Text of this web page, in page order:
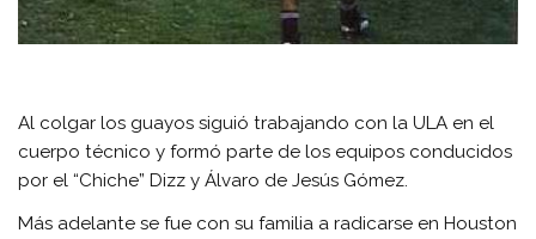
Al colgar los guayos siguió trabajando con la ULA en el
cuerpo técnico y formó parte de los equipos conducidos
por el “Chiche” Dizz y Álvaro de Jesús Gómez.
Más adelante se fue con su familia a radicarse en Houston